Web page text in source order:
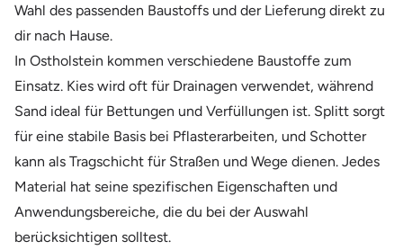
Wahl des passenden Baustoffs und der Lieferung direkt zu
dir nach Hause.
In Ostholstein kommen verschiedene Baustoffe zum
Einsatz. Kies wird oft für Drainagen verwendet, während
Sand ideal für Bettungen und Verfüllungen ist. Splitt sorgt
für eine stabile Basis bei Pflasterarbeiten, und Schotter
kann als Tragschicht für Straßen und Wege dienen. Jedes
Material hat seine spezifischen Eigenschaften und
Anwendungsbereiche, die du bei der Auswahl
berücksichtigen solltest.